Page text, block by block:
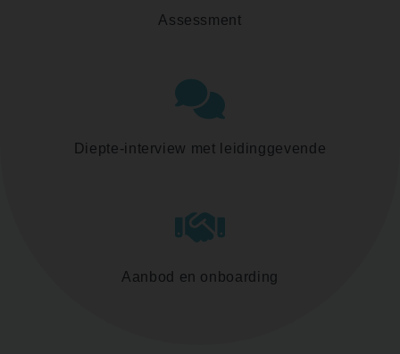
Assessment
Diepte-interview met leidinggevende
Aanbod en onboarding